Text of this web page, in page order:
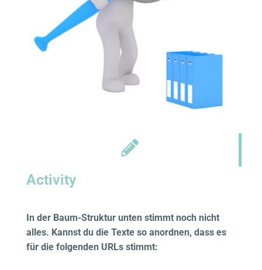
Activity
In der Baum-Struktur unten stimmt noch nicht
alles. Kannst du die Texte so anordnen, dass es
für die folgenden URLs stimmt: